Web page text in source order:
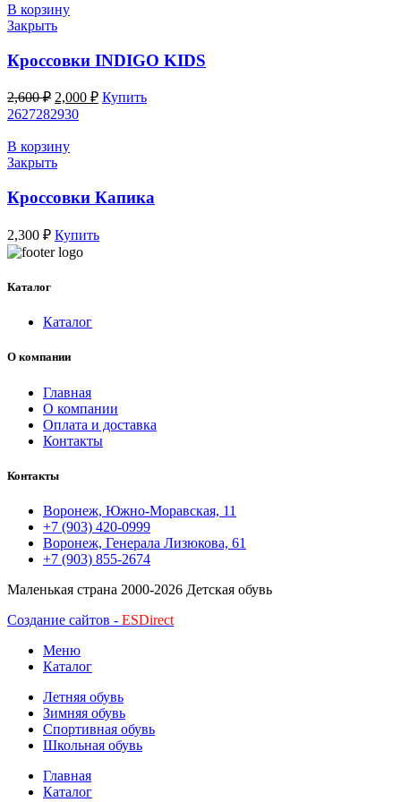
2,800 ₽.
В корзину
Закрыть
Кроссовки INDIGO KIDS
2,600₽ Первоначальная
цена
составляла
2,600 ₽.
2,000 ₽Текущая
цена:
Купить
2627282930
В корзину
Закрыть
Кроссовки Капика
2,300 ₽ Купить
Каталог
Каталог
О компании
Главная
О компании
Оплата и доставка
Контакты
Контакты
Воронеж, Южно-Моравская, 11
+7 (903) 420-0999
Воронеж, Генерала Лизюкова, 61
+7 (903) 855-2674
Маленькая страна 2000-2026 Детская обувь
Создание сайтов - ESDirect
Меню
Каталог
Летняя обувь
Зимняя обувь
Спортивная обувь
Школьная обувь
Главная
Каталог